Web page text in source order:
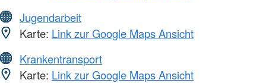
Jugendarbeit
Karte: Link zur Google Maps Ansicht
Krankentransport
Karte: Link zur Google Maps Ansicht